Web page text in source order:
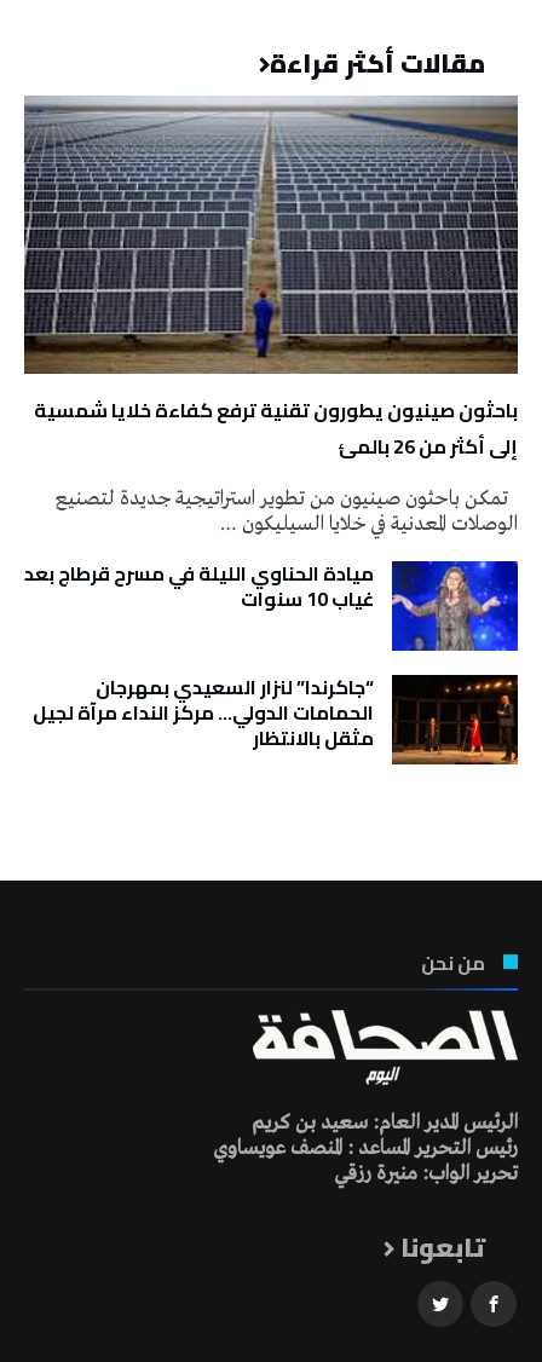
مقالات أكثر قراءة
باحثون صينيون يطورون تقنية ترفع كفاءة خلايا شمسية
إلى أكثر من 26 بالمئ
تمكن باحثون صينيون من تطوير استراتيجية جديدة لتصنيع
الوصلات المعدنية في خلايا السيليكون …
ميادة الحناوي الليلة في مسرح قرطاج بعد
غياب 10 سنوات
“جاكرندا” لنزار السعيدي بمهرجان
الحمامات الدولي… مركز النداء مرآة لجيل
مثقل بالانتظار
من نحن
الرئيس المدير العام: سعيد بن كريم
رئيس التحرير المساعد : المنصف عويساوي
تحرير الواب: منيرة رزقي
تابعونا